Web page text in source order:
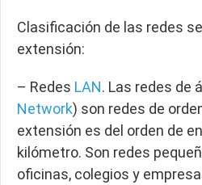
Clasificación de las redes
extensión:
– Redes LAN. Las redes de
Network) son redes de
extensión es del orden de
kilómetro. Son redes
oficinas, colegios y